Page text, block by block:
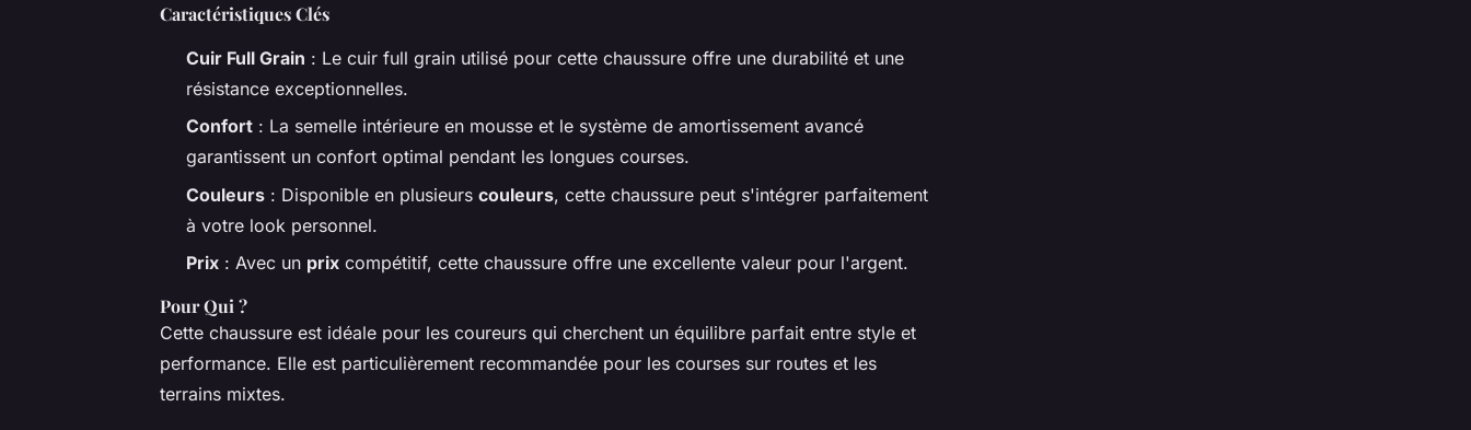
Caractéristiques Clés
Cuir Full Grain : Le cuir full grain utilisé pour cette chaussure offre une durabilité et une
résistance exceptionnelles.
Confort : La semelle intérieure en mousse et le système de amortissement avancé
garantissent un confort optimal pendant les longues courses.
Couleurs : Disponible en plusieurs couleurs, cette chaussure peut s'intégrer parfaitement
à votre look personnel.
Prix : Avec un prix compétitif, cette chaussure offre une excellente valeur pour l'argent.
Pour Qui ?
Cette chaussure est idéale pour les coureurs qui cherchent un équilibre parfait entre style et
performance. Elle est particulièrement recommandée pour les courses sur routes et les
terrains mixtes.